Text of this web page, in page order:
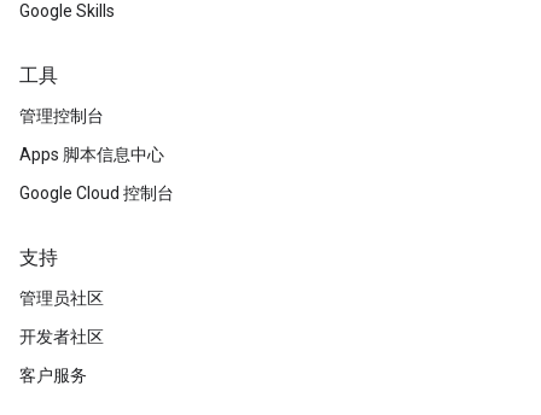
Google Skills
工具
管理控制台
Apps 脚本信息中心
Google Cloud 控制台
支持
管理员社区
开发者社区
客户服务